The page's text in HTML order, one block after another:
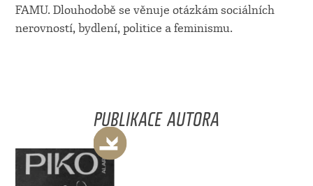
FAMU. Dlouhodobě se věnuje otázkám sociálních
nerovností, bydlení, politice a feminismu.
PUBLIKACE AUTORA